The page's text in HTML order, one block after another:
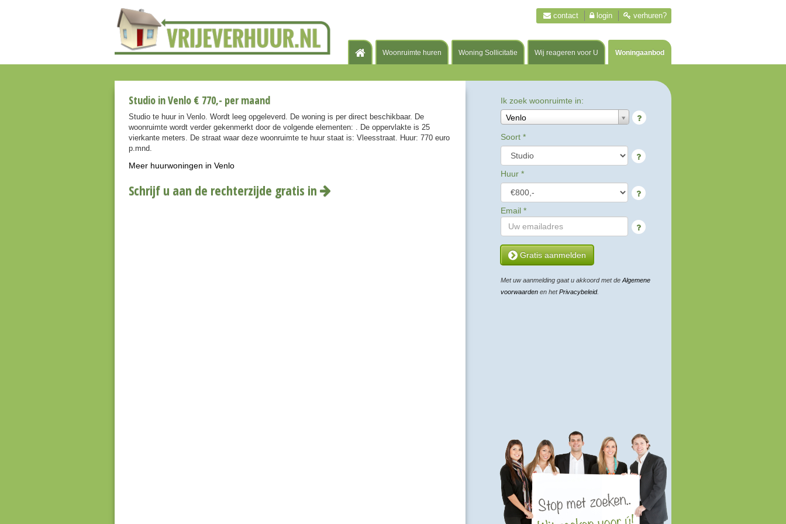
Woonruimte huren Woning Sollicitatie Wij reageren voor U Woningaanbod
contact login verhuren?
Studio in Venlo € 770,- per maand
Studio te huur in Venlo. Wordt leeg opgeleverd. De woning is per direct beschikbaar. De
woonruimte wordt verder gekenmerkt door de volgende elementen: . De oppervlakte is 25
vierkante meters. De straat waar deze woonruimte te huur staat is: Vleesstraat. Huur: 770 euro
p.mnd.
Meer huurwoningen in Venlo
Schrijf u aan de rechterzijde gratis in
Ik zoek woonruimte in:
Venlo
Soort *
Huur *
Email *
Gratis aanmelden
Met uw aanmelding gaat u akkoord met de Algemene
voorwaarden en hetPrivacybeleid.